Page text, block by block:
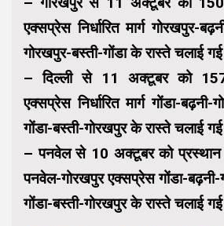
एक्सप्रेस निर्धारित मार्ग गोरखपुर-
गोरखपुर-बस्ती-गोंडा के रास्ते चलाई
– दिल्ली से 11 अक्टूबर को
एक्सप्रेस निर्धारित मार्ग गोंडा-
गोंडा-बस्ती-गोरखपुर के रास्ते चलाई
– पनवेल से 10 अक्टूबर को
पनवेल-गोरखपुर एक्सप्रेस गोंडा-
गोंडा-बस्ती-गोरखपुर के रास्ते चलाई